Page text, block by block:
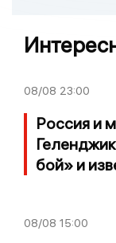
08/08 23:00
Россия и
бой» и
08/08 15:00